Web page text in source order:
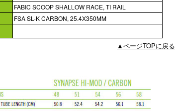
FABIC SCOOP SHALLOW RACE, TI RAIL
FSA SL-K CARBON, 25.4X350MM
▲ページTOPに戻る